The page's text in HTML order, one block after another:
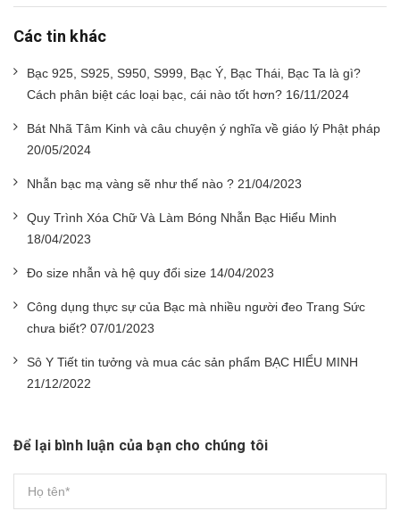
Các tin khác
Bạc 925, S925, S950, S999, Bạc Ý, Bạc Thái, Bạc Ta là gì?
Cách phân biệt các loại bạc, cái nào tốt hơn? 16/11/2024
Bát Nhã Tâm Kinh và câu chuyện ý nghĩa về giáo lý Phật pháp
20/05/2024
Nhẫn bạc mạ vàng sẽ như thế nào ? 21/04/2023
Quy Trình Xóa Chữ Và Làm Bóng Nhẫn Bạc Hiểu Minh
18/04/2023
Đo size nhẫn và hệ quy đổi size 14/04/2023
Công dụng thực sự của Bạc mà nhiều người đeo Trang Sức
chưa biết? 07/01/2023
Sô Y Tiết tin tưởng và mua các sản phẩm BẠC HIỂU MINH
21/12/2022
Để lại bình luận của bạn cho chúng tôi